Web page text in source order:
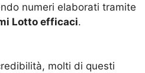
numeri elaborati tramite
Lotto efficaci.
molti di questi